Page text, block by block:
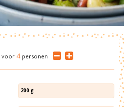
voor 4 personen
200 g